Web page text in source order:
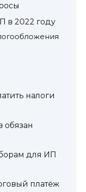
в 2022 году
налоги
обязан
для ИП
платёж